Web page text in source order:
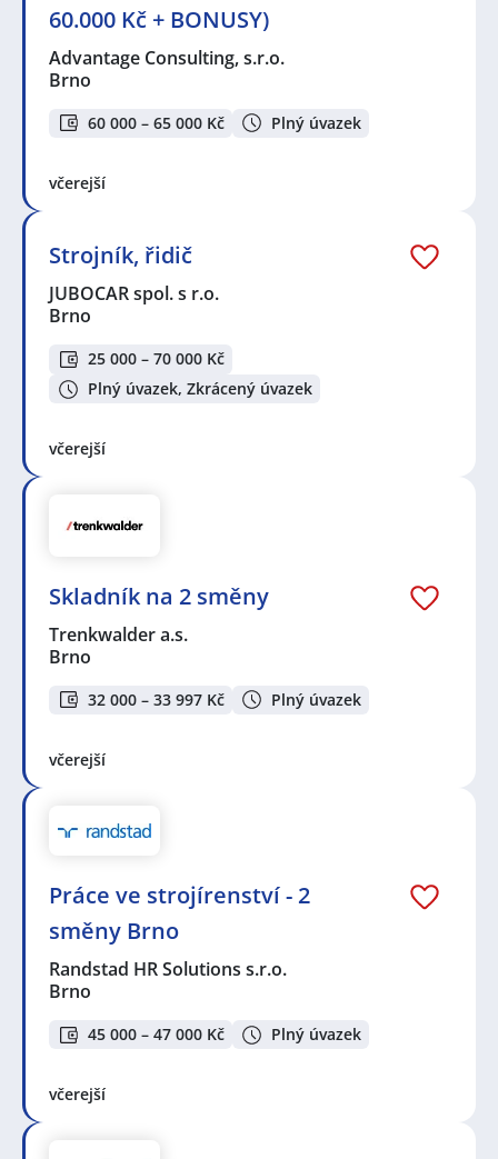
60.000 Kč + BONUSY)
Advantage Consulting, s.r.o.
Brno
60 000 – 65 000 Kč Plný úvazek
včerejší
Strojník, řidič
JUBOCAR spol. s r.o.
Brno
25 000 – 70 000 Kč
Plný úvazek, Zkrácený úvazek
včerejší
Skladník na 2 směny
Trenkwalder a.s.
Brno
32 000 – 33 997 Kč Plný úvazek
včerejší
Práce ve strojírenství - 2
směny Brno
Randstad HR Solutions s.r.o.
Brno
45 000 – 47 000 Kč Plný úvazek
včerejší